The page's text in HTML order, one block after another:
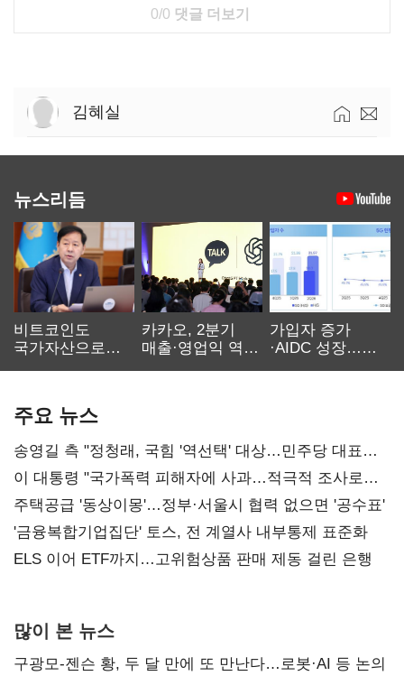
0/0 댓글 더보기
김혜실
뉴스리듬
비트코인도
국가자산으로…'
카카오, 2분기
매출·영업익 역대
가입자 증가
·AIDC 성장…
주요 뉴스
송영길 측 "정청래, 국힘 '역선택' 대상…민주당 대표로
총선 지휘 못해"
이 대통령 "국가폭력 피해자에 사과…적극적 조사로
진실 밝혀야"
주택공급 '동상이몽'…정부·서울시 협력 없으면 '공수표'
'금융복합기업집단' 토스, 전 계열사 내부통제 표준화
ELS 이어 ETF까지…고위험상품 판매 제동 걸린 은행
많이 본 뉴스
구광모-젠슨 황, 두 달 만에 또 만난다…로봇·AI 등 논의